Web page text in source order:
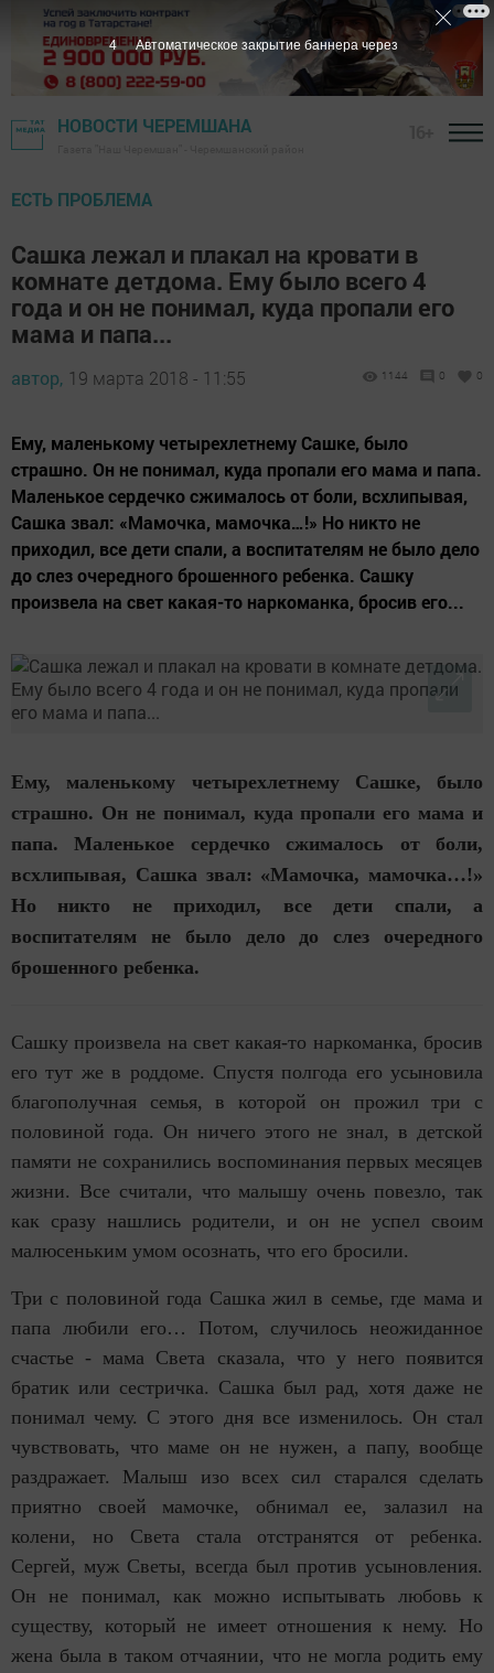
НОВОСТИ ЧЕРЕМШАНА
ЕСТЬ ПРОБЛЕМА
Сашка лежал и плакал на кровати в
комнате детдома. Ему было всего 4
года и он не понимал, куда пропали его
мама и папа...
автор, 19 марта 2018 - 11:55 1144 0 0
Ему, маленькому четырехлетнему Сашке, было
страшно. Он не понимал, куда пропали его мама и папа.
Маленькое сердечко сжималось от боли, всхлипывая,
Сашка звал: «Мамочка, мамочка…!» Но никто не
приходил, все дети спали, а воспитателям не было дело
до слез очередного брошенного ребенка. Сашку
произвела на свет какая-то наркоманка, бросив его...
Ему, маленькому четырехлетнему Сашке, было
страшно. Он не понимал, куда пропали его мама и
папа. Маленькое сердечко сжималось от боли,
всхлипывая, Сашка звал: «Мамочка, мамочка…!»
Но никто не приходил, все дети спали, а
воспитателям не было дело до слез очередного
брошенного ребенка.
Сашку произвела на свет какая-то наркоманка, бросив
его тут же в роддоме. Спустя полгода его усыновила
благополучная семья, в которой он прожил три с
половиной года. Он ничего этого не знал, в детской
памяти не сохранились воспоминания первых месяцев
жизни. Все считали, что малышу очень повезло, так
как сразу нашлись родители, и он не успел своим
малюсеньким умом осознать, что его бросили.
Три с половиной года Сашка жил в семье, где мама и
папа любили его… Потом, случилось неожиданное
счастье - мама Света сказала, что у него появится
братик или сестричка. Сашка был рад, хотя даже не
понимал чему. С этого дня все изменилось. Он стал
чувствовать, что маме он не нужен, а папу, вообще
раздражает. Малыш изо всех сил старался сделать
приятно своей мамочке, обнимал ее, залазил на
колени, но Света стала отстранятся от ребенка.
Сергей, муж Светы, всегда был против усыновления.
Он не понимал, как можно испытывать любовь к
существу, который не имеет отношения к нему. Но
жена была в таком отчаянии, что не могла родить ему
3 Автоматическое закрытие баннера через